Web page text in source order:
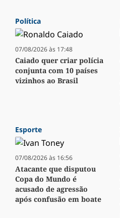
Política
07/08/2026 às 17:48
Caiado quer criar polícia
conjunta com 10 países
vizinhos ao Brasil
Esporte
07/08/2026 às 16:56
Atacante que disputou
Copa do Mundo é
acusado de agressão
após confusão em boate